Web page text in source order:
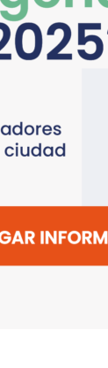
36
Colombia.
datos